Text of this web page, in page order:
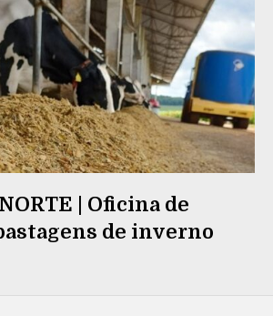
| Oficina de
de inverno